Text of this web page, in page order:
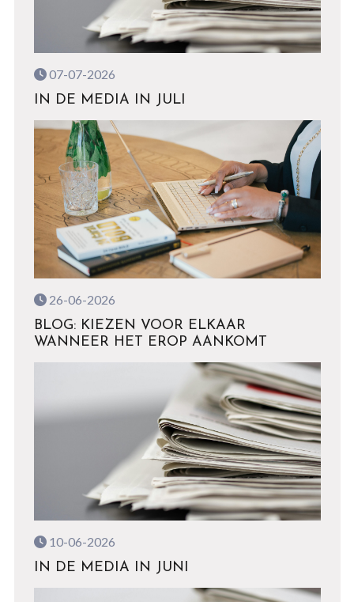
07-07-2026
IN DE MEDIA IN JULI
26-06-2026
BLOG: KIEZEN VOOR ELKAAR
WANNEER HET EROP AANKOMT
10-06-2026
IN DE MEDIA IN JUNI